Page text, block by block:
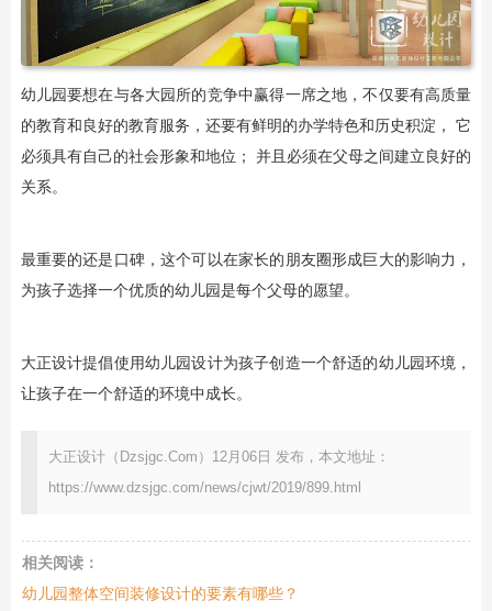
幼儿园要想在与各大园所的竞争中赢得一席之地，不仅要有高质量
的教育和良好的教育服务，还要有鲜明的办学特色和历史积淀， 它
必须具有自己的社会形象和地位； 并且必须在父母之间建立良好的
关系。
最重要的还是口碑，这个可以在家长的朋友圈形成巨大的影响力，
为孩子选择一个优质的幼儿园是每个父母的愿望。
大正设计提倡使用幼儿园设计为孩子创造一个舒适的幼儿园环境，
让孩子在一个舒适的环境中成长。
大正设计（Dzsjgc.Com）12月06日 发布，本文地址：
https://www.dzsjgc.com/news/cjwt/2019/899.html
相关阅读：
幼儿园整体空间装修设计的要素有哪些？